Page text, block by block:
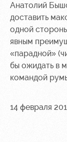
Анатолий
доставить
одной
явным
«парадной»
бы ожидать в
командой
14 февраля